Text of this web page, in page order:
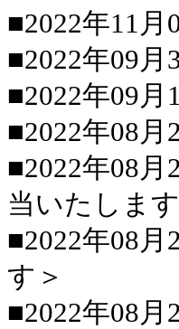
■2022年11
■2022年09
■2022年09
■2022年08
■2022年08
当いたしま
■2022年08
す＞
■2022年08